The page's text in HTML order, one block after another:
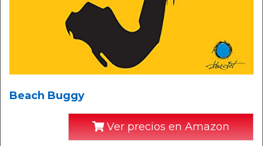
Beach Buggy
Ver precios en Amazon